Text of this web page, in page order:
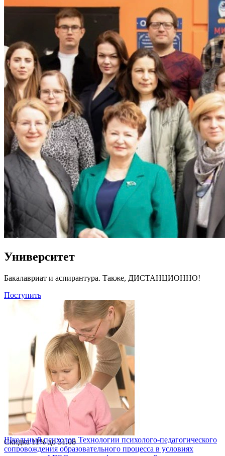
Университет
Бакалавриат и аспирантура. Также, ДИСТАНЦИОННО!
Поступить
Скидка11%до31.08
Школьный психолог. Технологии психолого-педагогического
сопровождения образовательного процесса в условиях